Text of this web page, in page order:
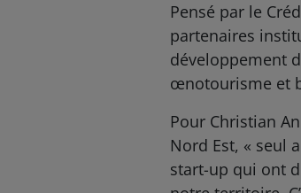
Pensé par le
partenaires
développement
œnotourisme et
Pour Christian
Nord Est, « seul
start-up qui ont